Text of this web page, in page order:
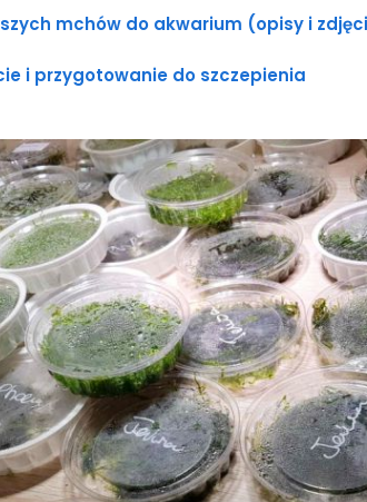
mchów do akwarium (opisy i
i przygotowanie do szczepienia